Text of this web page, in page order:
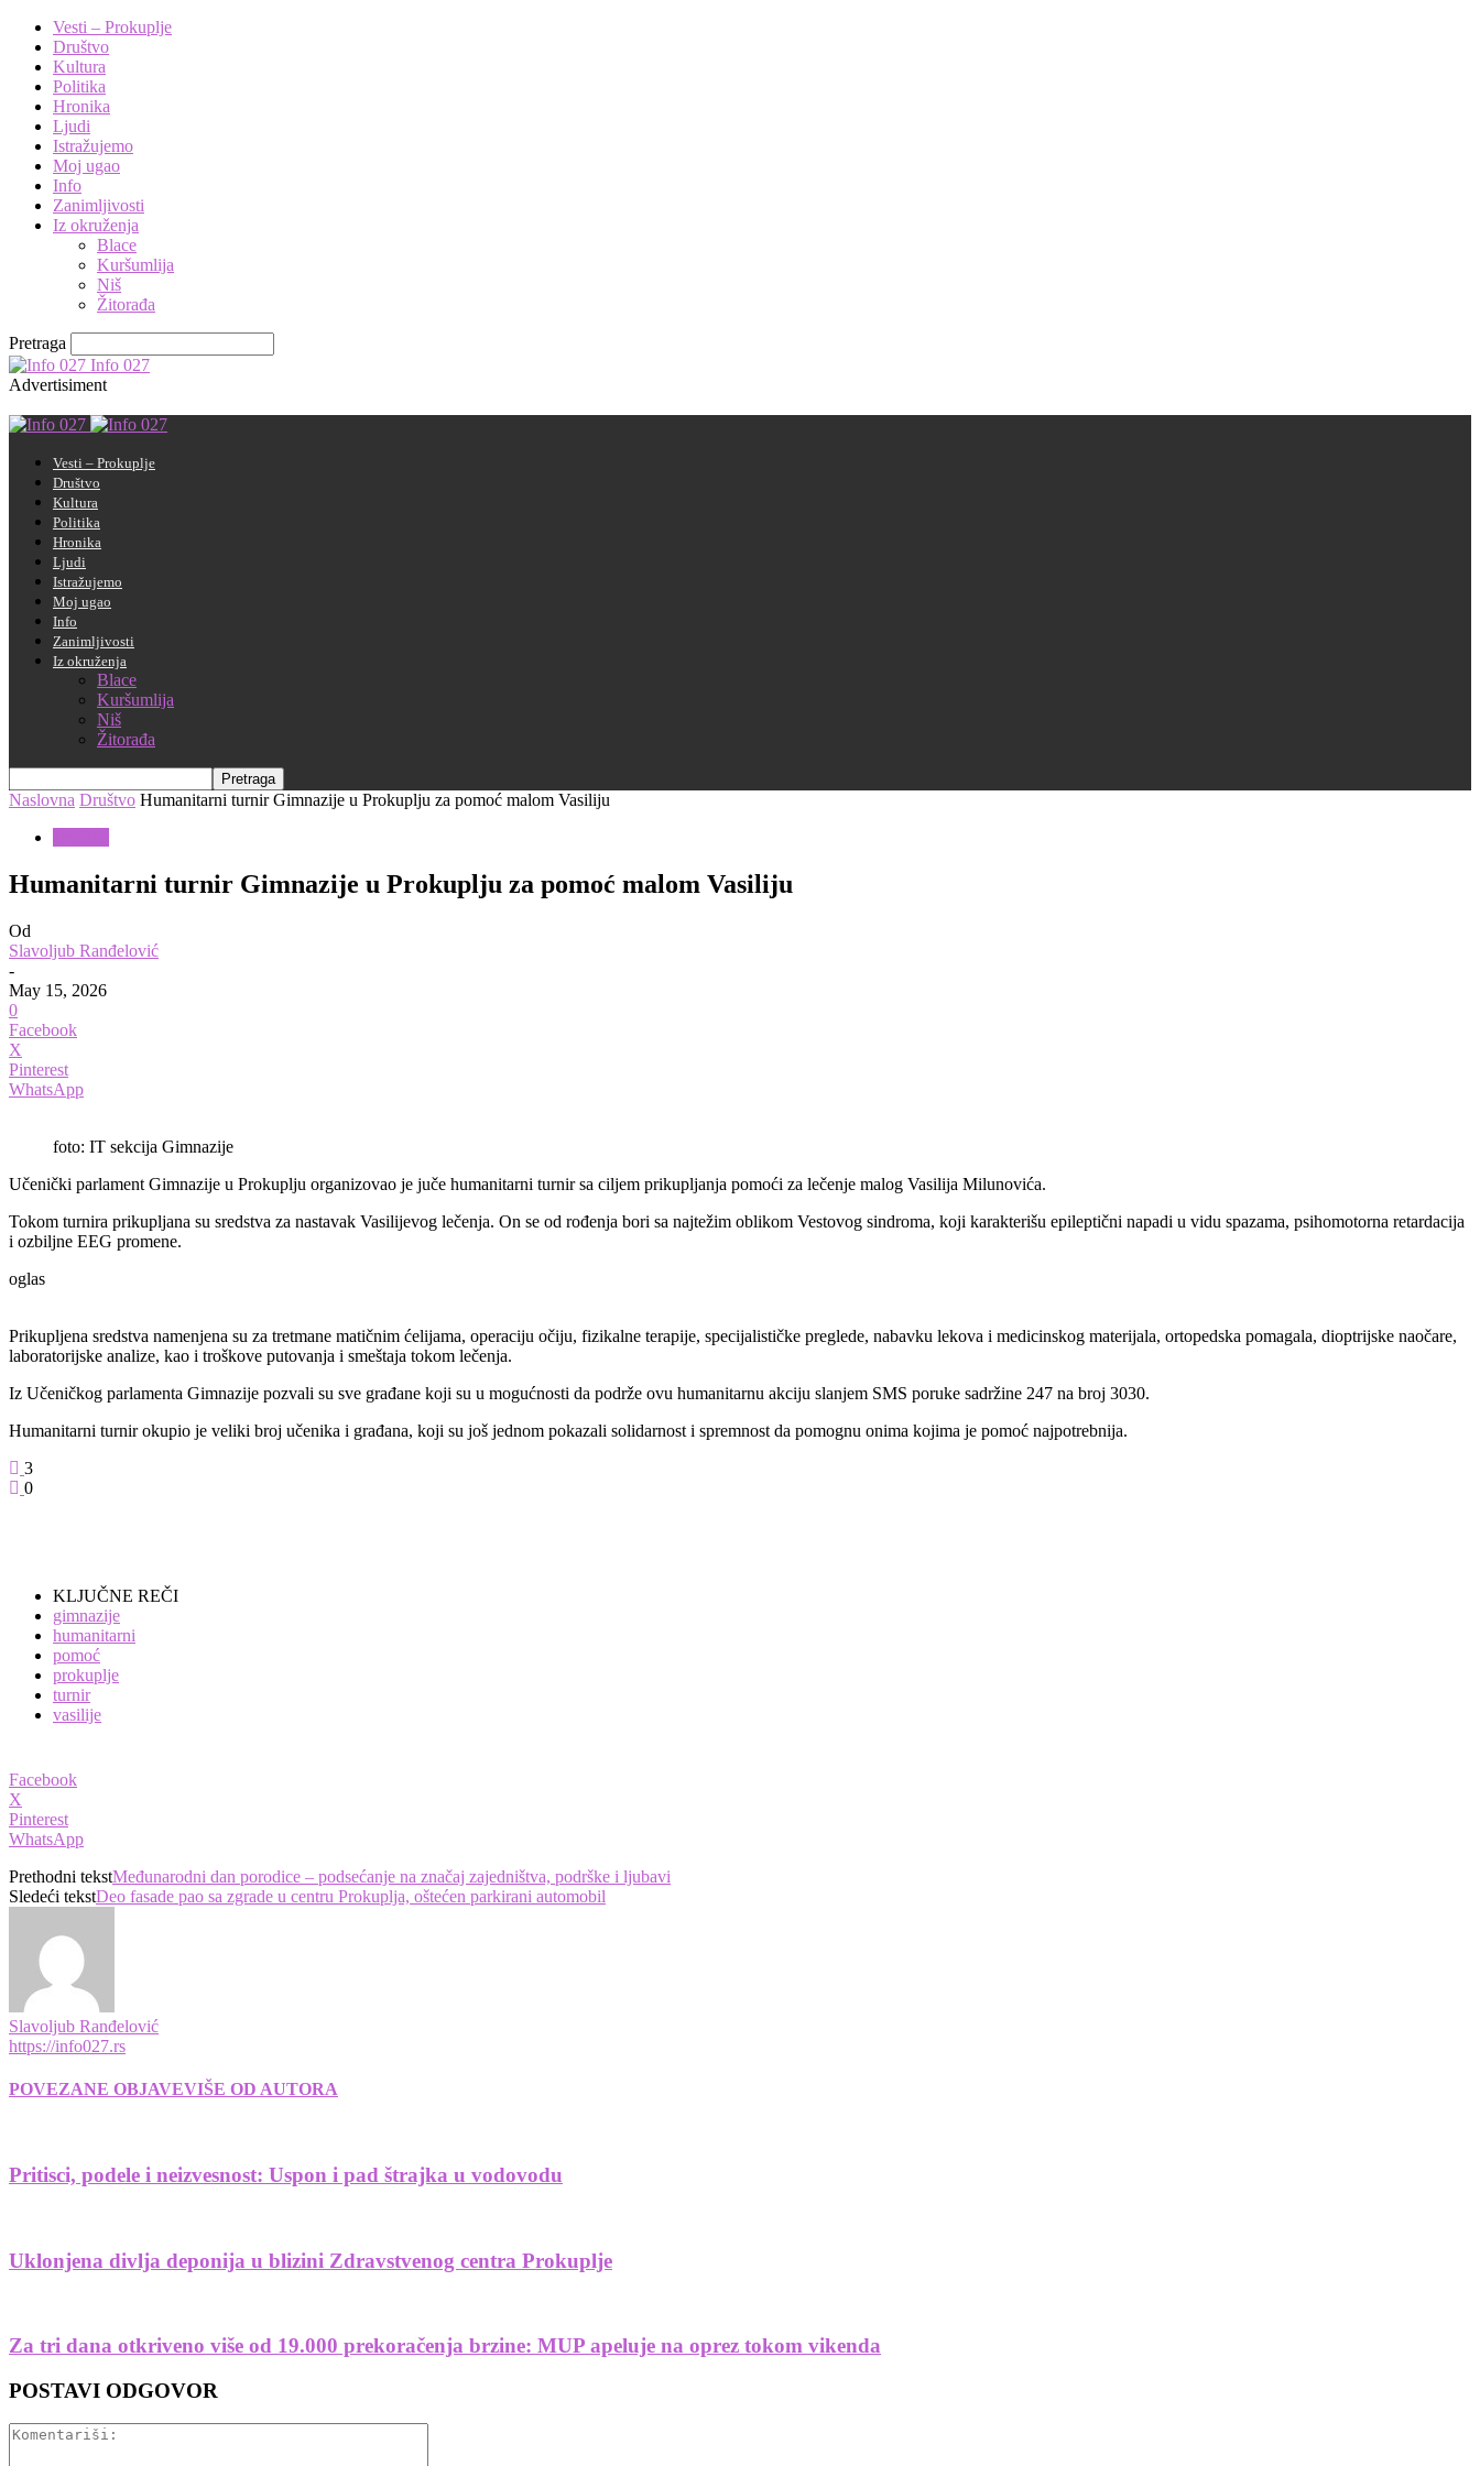
Vesti – Prokuplje
Društvo
Kultura
Politika
Hronika
Ljudi
Istražujemo
Moj ugao
Info
Zanimljivosti
Iz okruženja
Blace
Kuršumlija
Niš
Žitorađa
Pretraga
Info 027
Advertisiment
Vesti – Prokuplje
Društvo
Kultura
Politika
Hronika
Ljudi
Istražujemo
Moj ugao
Info
Zanimljivosti
Iz okruženja
Blace
Kuršumlija
Niš
Žitorađa
Naslovna Društvo Humanitarni turnir Gimnazije u Prokuplju za pomoć malom Vasiliju
Humanitarni turnir Gimnazije u Prokuplju za pomoć malom Vasiliju
Od
Slavoljub Ranđelović
-
May 15, 2026
0
Facebook
X
Pinterest
WhatsApp
foto: IT sekcija Gimnazije
Učenički parlament Gimnazije u Prokuplju organizovao je juče humanitarni turnir sa ciljem prikupljanja pomoći za lečenje malog Vasilija Milunovića.
Tokom turnira prikupljana su sredstva za nastavak Vasilijevog lečenja. On se od rođenja bori sa najtežim oblikom Vestovog sindroma, koji karakterišu epileptični napadi u vidu spazama, psihomotorna retardacija
i ozbiljne EEG promene.
oglas
Prikupljena sredstva namenjena su za tretmane matičnim ćelijama, operaciju očiju, fizikalne terapije, specijalističke preglede, nabavku lekova i medicinskog materijala, ortopedska pomagala, dioptrijske naočare,
laboratorijske analize, kao i troškove putovanja i smeštaja tokom lečenja.
Iz Učeničkog parlamenta Gimnazije pozvali su sve građane koji su u mogućnosti da podrže ovu humanitarnu akciju slanjem SMS poruke sadržine 247 na broj 3030.
Humanitarni turnir okupio je veliki broj učenika i građana, koji su još jednom pokazali solidarnost i spremnost da pomognu onima kojima je pomoć najpotrebnija.
3
0
KLJUČNE REČI
gimnazije
humanitarni
pomoć
prokuplje
turnir
vasilije
Facebook
X
Pinterest
WhatsApp
Prethodni tekstMeđunarodni dan porodice – podsećanje na značaj zajedništva, podrške i ljubavi
Sledeći tekstDeo fasade pao sa zgrade u centru Prokuplja, oštećen parkirani automobil
Slavoljub Ranđelović
https://info027.rs
POVEZANE OBJAVEVIŠE OD AUTORA
Pritisci, podele i neizvesnost: Uspon i pad štrajka u vodovodu
Uklonjena divlja deponija u blizini Zdravstvenog centra Prokuplje
Za tri dana otkriveno više od 19.000 prekoračenja brzine: MUP apeluje na oprez tokom vikenda
POSTAVI ODGOVOR